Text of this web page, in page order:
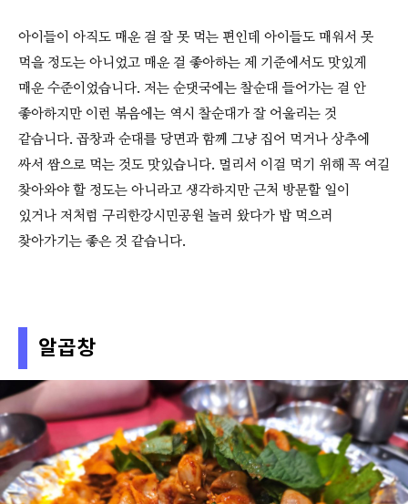
아이들이 아직도 매운 걸 잘 못 먹는 편인데 아이들도 매워서 못
먹을 정도는 아니었고 매운 걸 좋아하는 제 기준에서도 맛있게
매운 수준이었습니다. 저는 순댓국에는 찰순대 들어가는 걸 안
좋아하지만 이런 볶음에는 역시 찰순대가 잘 어울리는 것
같습니다. 곱창과 순대를 당면과 함께 그냥 집어 먹거나 상추에
싸서 쌈으로 먹는 것도 맛있습니다. 멀리서 이걸 먹기 위해 꼭 여길
찾아와야 할 정도는 아니라고 생각하지만 근처 방문할 일이
있거나 저처럼 구리한강시민공원 놀러 왔다가 밥 먹으러
찾아가기는 좋은 것 같습니다.
알곱창